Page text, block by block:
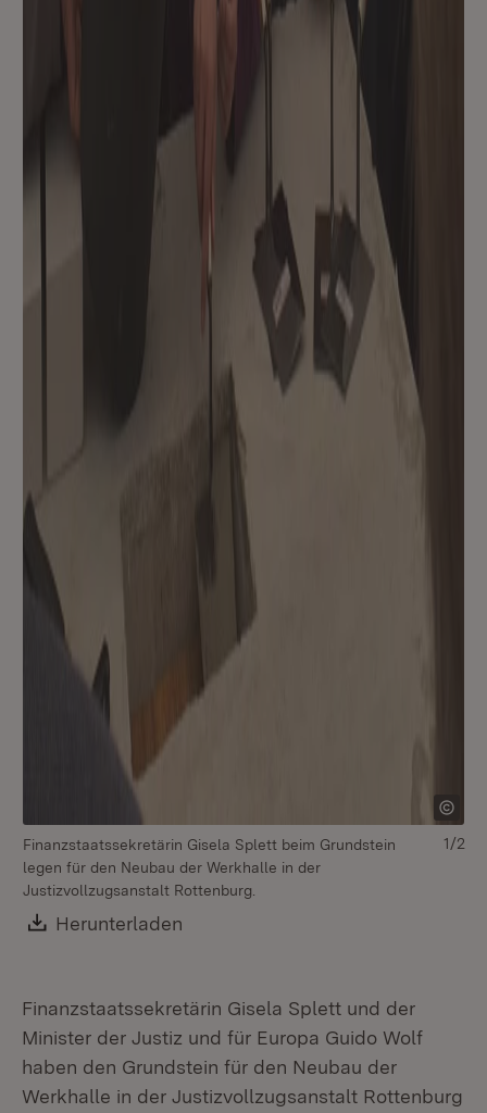
Finanzstaatssekretärin Gisela Splett beim Grundstein
legen für den Neubau der Werkhalle in der
Justizvollzugsanstalt Rottenburg.
Download:
Herunterladen
1/2
Finanzstaatssekretärin Gisela Splett und der
Minister der Justiz und für Europa Guido Wolf
haben den Grundstein für den Neubau der
Werkhalle in der Justizvollzugsanstalt Rottenburg